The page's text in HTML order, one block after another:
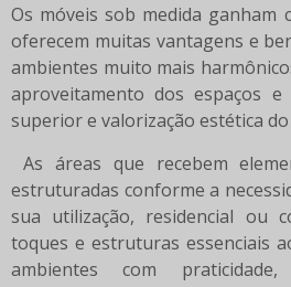
Os móveis sob medida ganham
oferecem muitas vantagens e
ambientes muito mais
aproveitamento dos espaços e
superior e valorização estética do
As áreas que recebem
estruturadas conforme a
sua utilização, residencial ou
toques e estruturas essenciais
ambientes com praticidade,